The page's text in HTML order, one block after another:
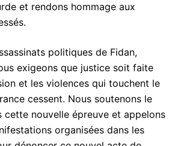
et rendons hommage aux
politiques de Fidan,
exigeons que justice soit faite
et les violences qui touchent le
cessent. Nous soutenons le
cette nouvelle épreuve et appelons
organisées dans les